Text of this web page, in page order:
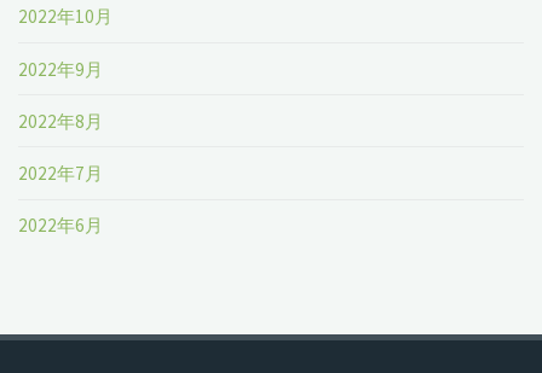
2022年10月
2022年9月
2022年8月
2022年7月
2022年6月